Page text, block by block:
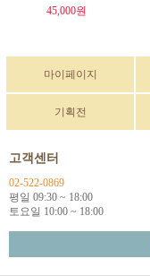
45,000원
마이페이지
기획전
고객센터
02-522-0869
평일 09:30 ~ 18:00
토요일 10:00 ~ 18:00